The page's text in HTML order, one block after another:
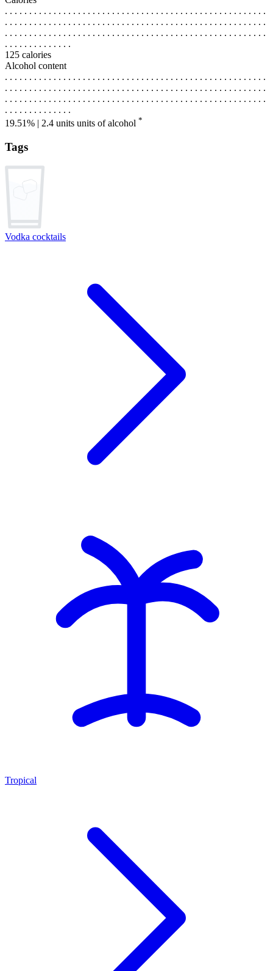
. . . . . . . . . . . . . . . . . . . . . . . . . . . . . . . . . . . . . . . . . . . . . . . . . . . . . .
. . . . . . . . . . . . . . . . . . . . . . . . . . . . . . . . . . . . . . . . . . . . . . . . . . . . . .
. . . . . . . . . . . . . . . . . . . . . . . . . . . . . . . . . . . . . . . . . . . . . . . . . . . . . .
. . . . . . . . . . . . . .
125 calories
Alcohol content
. . . . . . . . . . . . . . . . . . . . . . . . . . . . . . . . . . . . . . . . . . . . . . . . . . . . . .
. . . . . . . . . . . . . . . . . . . . . . . . . . . . . . . . . . . . . . . . . . . . . . . . . . . . . .
. . . . . . . . . . . . . . . . . . . . . . . . . . . . . . . . . . . . . . . . . . . . . . . . . . . . . .
. . . . . . . . . . . . . .
19.51% | 2.4 units units of alcohol *
Tags
Vodka cocktails
Tropical